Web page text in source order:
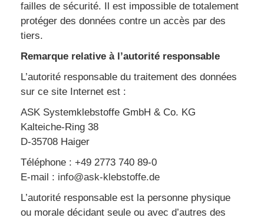
failles de sécurité. Il est impossible de totalement
protéger des données contre un accès par des
tiers.
Remarque relative à l’autorité responsable
L’autorité responsable du traitement des données
sur ce site Internet est :
ASK Systemklebstoffe GmbH & Co. KG
Kalteiche-Ring 38
D-35708 Haiger
Téléphone : +49 2773 740 89-0
E-mail : info@ask-klebstoffe.de
L’autorité responsable est la personne physique
ou morale décidant seule ou avec d’autres des